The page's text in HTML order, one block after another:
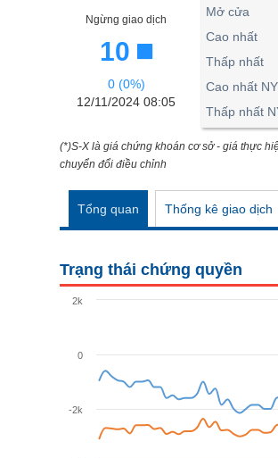
Ngừng giao dịch
10
0 (0%)
12/11/2024 08:05
Mở cửa
Cao nhất
Thấp nhất
Cao nhất NY
Thấp nhất
(*)S-X là giá chứng khoán cơ sở - giá thực
chuyển đổi điều chỉnh
Tổng quan Thống kê giao dịch
Trạng thái chứng quyền
-2k
0
2k
KINH TẾ
THẾ GIỚI
ĐÔNG DƯƠNG
PHÂN TÍCH
VS-SECTOR
NGUYÊN VẬT LIỆU
TIÊU DÙNG KHÔNG THIẾT YẾU
TIÊU DÙNG THIẾT YẾU
CHĂM SÓC SỨC KHỎE